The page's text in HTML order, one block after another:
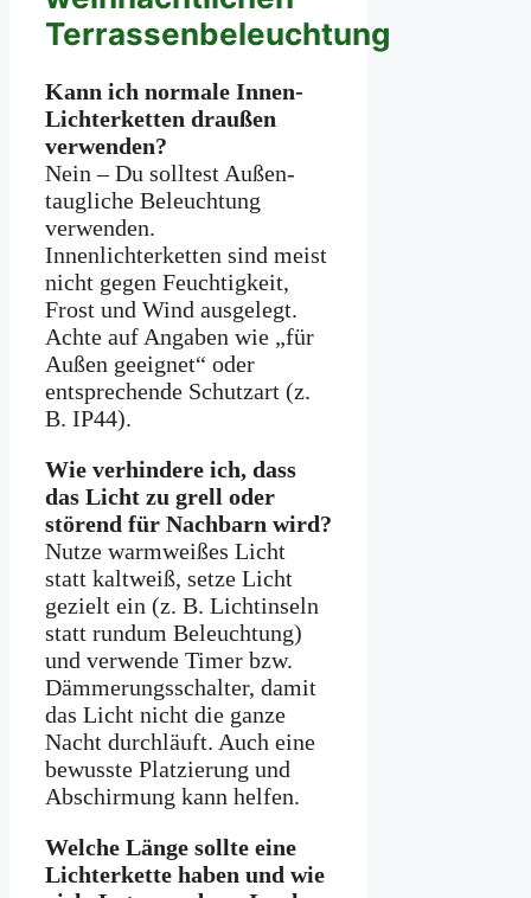
Terrassenbeleuchtung
Kann ich normale Innen-
Lichterketten draußen
verwenden?
Nein – Du solltest Außen-
taugliche Beleuchtung
verwenden.
Innenlichterketten sind meist
nicht gegen Feuchtigkeit,
Frost und Wind ausgelegt.
Achte auf Angaben wie „für
Außen geeignet“ oder
entsprechende Schutzart (z.
B. IP44).
Wie verhindere ich, dass
das Licht zu grell oder
störend für Nachbarn wird?
Nutze warmweißes Licht
statt kaltweiß, setze Licht
gezielt ein (z. B. Lichtinseln
statt rundum Beleuchtung)
und verwende Timer bzw.
Dämmerungsschalter, damit
das Licht nicht die ganze
Nacht durchläuft. Auch eine
bewusste Platzierung und
Abschirmung kann helfen.
Welche Länge sollte eine
Lichterkette haben und wie